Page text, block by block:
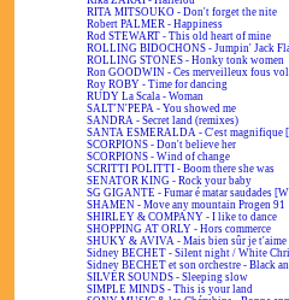
RITA MITSOUKO - Don't forget the nite
Robert PALMER - Happiness
Rod STEWART - This old heart of mine
ROLLING BIDOCHONS - Jumpin' Jack
ROLLING STONES - Honky tonk women
Ron GOODWIN - Ces merveilleux fous
Roy ROBY - Time for dancing
RUDY La Scala - Woman
SALT'N'PEPA - You showed me
SANDRA - Secret land (remixes)
SANTA ESMERALDA - C'est magnifique
SCORPIONS - Don't believe her
SCORPIONS - Wind of change
SCRITTI POLITTI - Boom there she was
SENATOR KING - Rock your baby
SG GIGANTE - Fumar é matar saudades
SHAMEN - Move any mountain Progen 91
SHIRLEY & COMPANY - I like to dance
SHOPPING AT ORLY - Hors commerce
SHUKY & AVIVA - Mais bien sûr je t'aime
Sidney BECHET - Silent night / White
Sidney BECHET et son orchestre - Black
SILVER SOUNDS - Sleeping slow
SIMPLE MINDS - This is your land